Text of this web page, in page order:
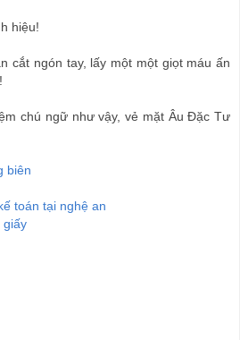
hiệu!
cắt ngón tay, lấy một một giọt máu ấn
chú ngữ như vậy, vẻ mặt Âu Đặc Tư
biên
toán tại nghệ an
giấy